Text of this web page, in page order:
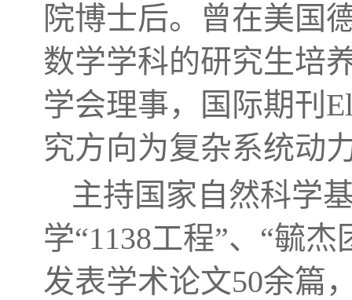
院博士后。曾在美国
数学学科的研究生培
学会理事，国际期刊
究方向为复杂系统动
主持国家自然科学
学“1138工程”、“毓
发表学术论文50余篇